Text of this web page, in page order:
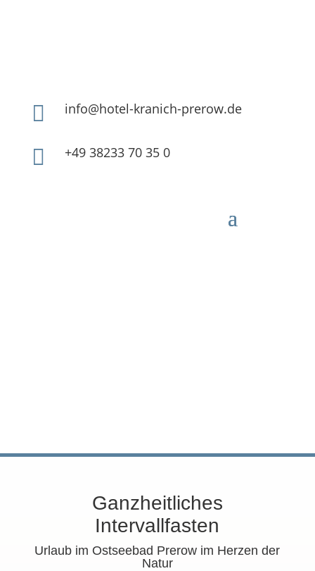
 info@hotel-kranich-prerow.de
 +49 38233 70 35 0
Ganzheitliches
Intervallfasten
Urlaub im Ostseebad Prerow im Herzen der
Natur